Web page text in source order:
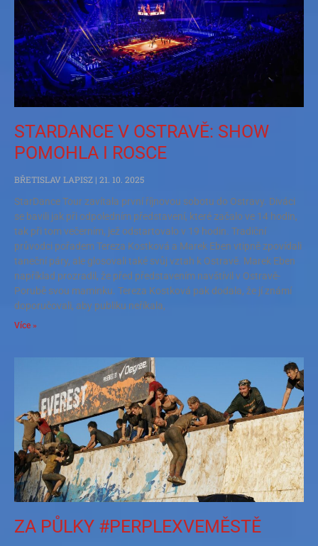
STARDANCE V OSTRAVĚ: SHOW
POMOHLA I ROSCE
BŘETISLAV LAPISZ 21. 10. 2025
StarDance Tour zavítala první říjnovou sobotu do Ostravy. Diváci
se bavili jak při odpoledním představení, které začalo ve 14 hodin,
tak při tom večerním, jež odstartovalo v 19 hodin. Tradiční
průvodci pořadem Tereza Kostková a Marek Eben vtipně zpovídali
taneční páry, ale glosovali také svůj vztah k Ostravě. Marek Eben
například prozradil, že před představením navštívil v Ostravě-
Porubě svou maminku. Tereza Kostková pak dodala, že jí známí
doporučovali, aby publiku neříkala,
Více »
ZA PŮLKY #PERPLEXVEMĚSTĚ